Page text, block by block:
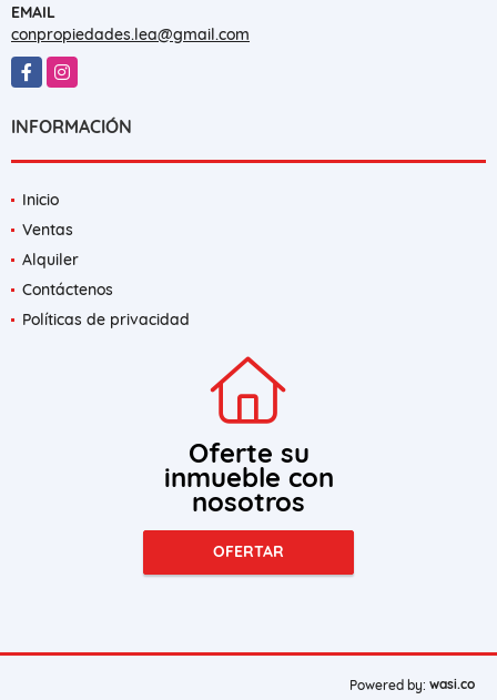
EMAIL
conpropiedades.lea@gmail.com
FacebookInstagram
INFORMACIÓN
Inicio
Ventas
Alquiler
Contáctenos
Políticas de privacidad
Oferte su
inmueble con
nosotros
OFERTAR
Powered by: wasi.co